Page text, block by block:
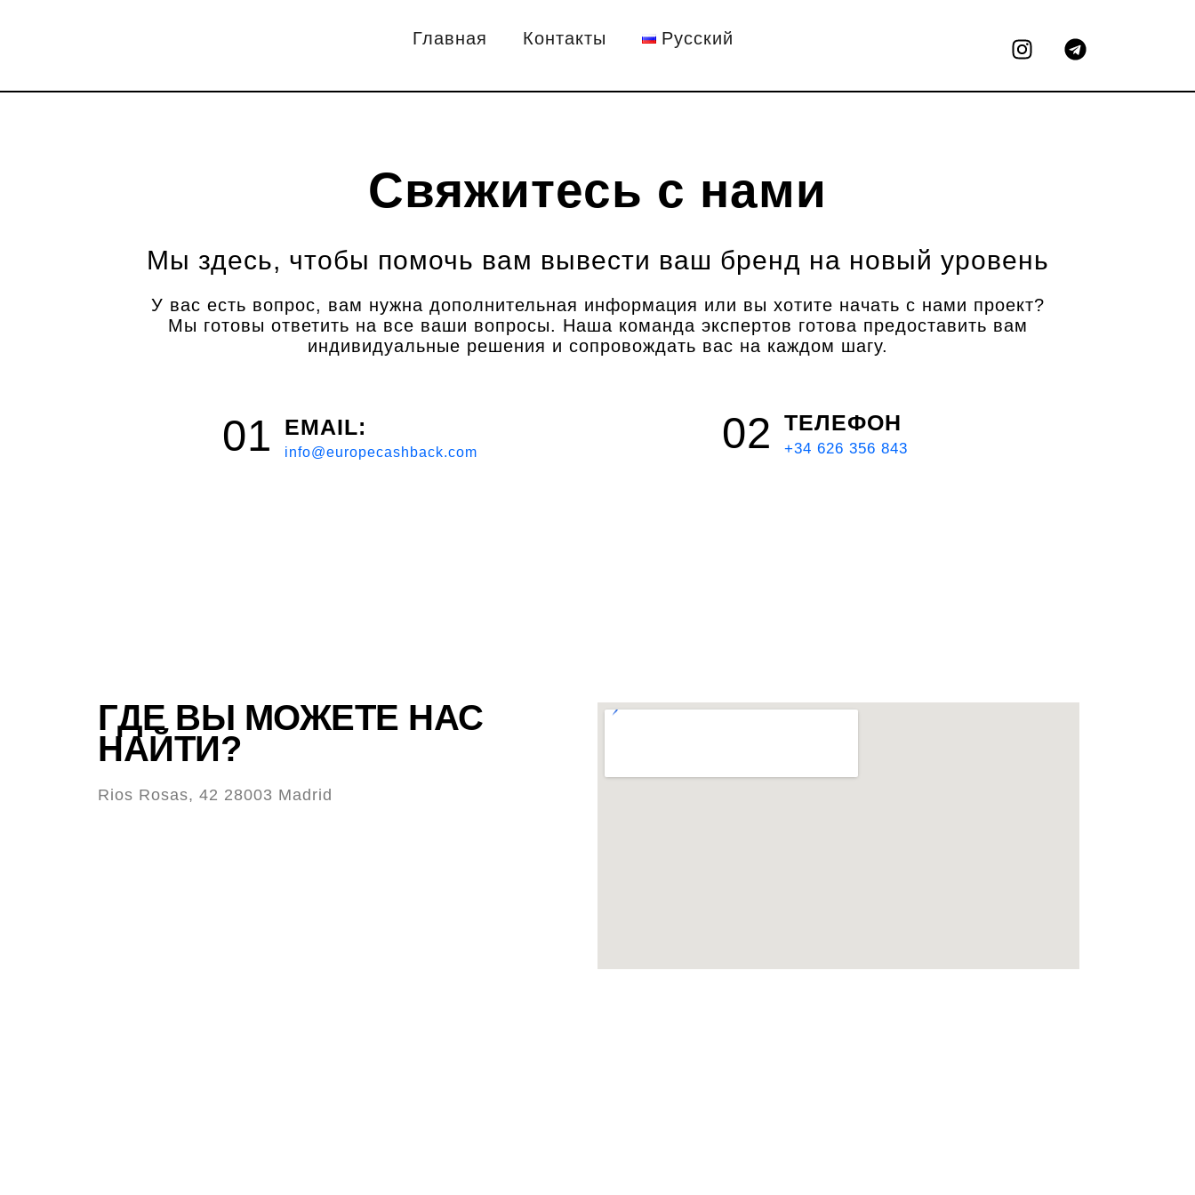
Главная Контакты Русский
n
t
e
e
Свяжитесь с нами
Мы здесь, чтобы помочь вам вывести ваш бренд на новый уровень
У вас есть вопрос, вам нужна дополнительная информация или вы хотите начать с нами проект?
Мы готовы ответить на все ваши вопросы. Наша команда экспертов готова предоставить вам
индивидуальные решения и сопровождать вас на каждом шагу.
01 EMAIL:
info@europecashback.com 02 ТЕЛЕФОН
+34 626 356 843
ГДЕ ВЫ МОЖЕТЕ НАС
НАЙТИ?
Rios Rosas, 42 28003 Madrid